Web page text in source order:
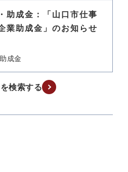
助成金：「山口市仕事
業助成金」のお知らせ
成金
検索する